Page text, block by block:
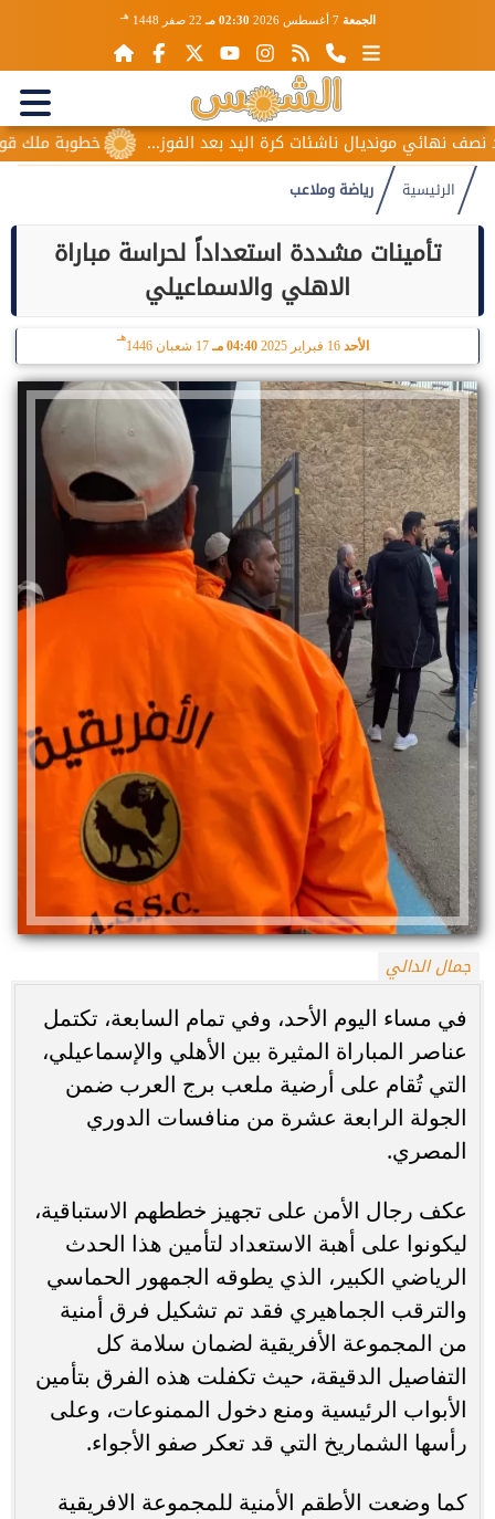
الجمعة 7 أغسطس 2026 02:30 مـ 22 صفر 1448 هـ
خطوبة ملك قورة مونديال ناشئات كرة اليد بعد الفوز...
الرئيسية رياضة وملاعب
تأمينات مشددة استعداداً لحراسة مباراة
الاهلي والاسماعيلي
الأحد 04:40 مـ 17 شعبان 1446
هـ
جمال الدالي
في مساء اليوم الأحد، وفي تمام السابعة، تكتمل
عناصر المباراة المثيرة بين الأهلي والإسماعيلي،
التي تُقام على أرضية ملعب برج العرب ضمن
الجولة الرابعة عشرة من منافسات الدوري
المصري.
عكف رجال الأمن على تجهيز خططهم الاستباقية،
ليكونوا على أهبة الاستعداد لتأمين هذا الحدث
الرياضي الكبير، الذي يطوقه الجمهور الحماسي
والترقب الجماهيري فقد تم تشكيل فرق أمنية
من المجموعة الأفريقية لضمان سلامة كل
التفاصيل الدقيقة، حيث تكفلت هذه الفرق بتأمين
الأبواب الرئيسية ومنع دخول الممنوعات، وعلى
رأسها الشماريخ التي قد تعكر صفو الأجواء.
كما وضعت الأطقم الأمنية للمجموعة الافريقية